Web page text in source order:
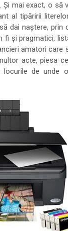
mai exact, o să
al tipăririi
dai naștere, prin
fi și pragmatici,
amatori care
acte, piesa
de unde